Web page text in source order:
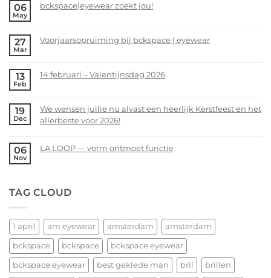
06
May
bckspace|eyewear zoekt jou!
on
jou!
27
Mar
Voorjaarsopruiming bij bckspace | eyewear
on
bckspace
|
13
Feb
14 februari – Valentijnsdag 2026
on
14
–
19
Dec
We wensen jullie nu alvast een heerlijk Kerstfeest en het
allerbeste voor 2026!
Comments
jullie
een
heerlijk
Kerstfeest
en
het
06
Nov
LA LOOP — vorm ontmoet functie
LA
—
vorm
ontmoet
functie
TAG CLOUD
1 april am eyewear amsterdam amsterdam
bckspace bckspace bckspace eyewear
bckspace eyewear best geklede man bril brillen